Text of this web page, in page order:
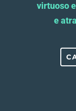
virtuoso
e